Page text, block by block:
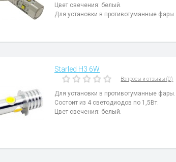
Цвет свечения: белый.
Для установки в противотуманные фары.
Starled H3 6W
Вопросы и отзывы (0)
Для установки в противотуманные фары.
Состоит из 4 светодиодов по 1,5Вт.
Цвет свечения: белый.